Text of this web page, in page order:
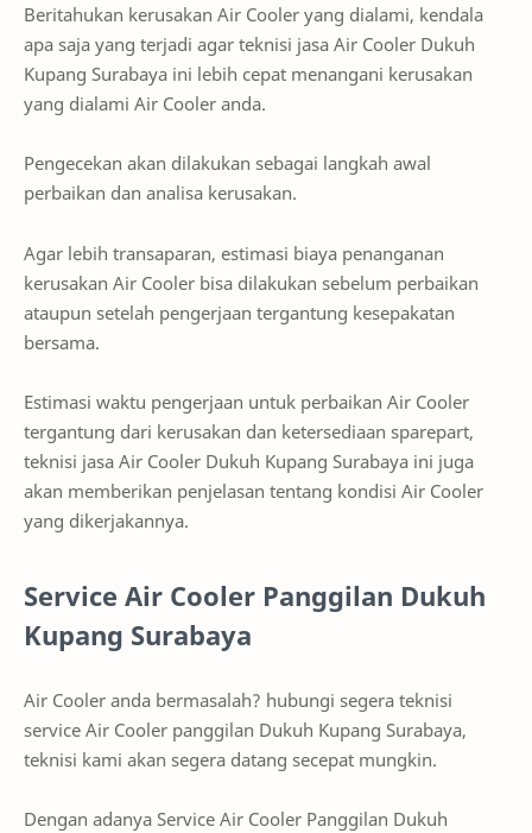
Beritahukan kerusakan Air Cooler yang dialami, kendala
apa saja yang terjadi agar teknisi jasa Air Cooler Dukuh
Kupang Surabaya ini lebih cepat menangani kerusakan
yang dialami Air Cooler anda.
Pengecekan akan dilakukan sebagai langkah awal
perbaikan dan analisa kerusakan.
Agar lebih transaparan, estimasi biaya penanganan
kerusakan Air Cooler bisa dilakukan sebelum perbaikan
ataupun setelah pengerjaan tergantung kesepakatan
bersama.
Estimasi waktu pengerjaan untuk perbaikan Air Cooler
tergantung dari kerusakan dan ketersediaan sparepart,
teknisi jasa Air Cooler Dukuh Kupang Surabaya ini juga
akan memberikan penjelasan tentang kondisi Air Cooler
yang dikerjakannya.
Service Air Cooler Panggilan Dukuh
Kupang Surabaya
Air Cooler anda bermasalah? hubungi segera teknisi
service Air Cooler panggilan Dukuh Kupang Surabaya,
teknisi kami akan segera datang secepat mungkin.
Dengan adanya Service Air Cooler Panggilan Dukuh